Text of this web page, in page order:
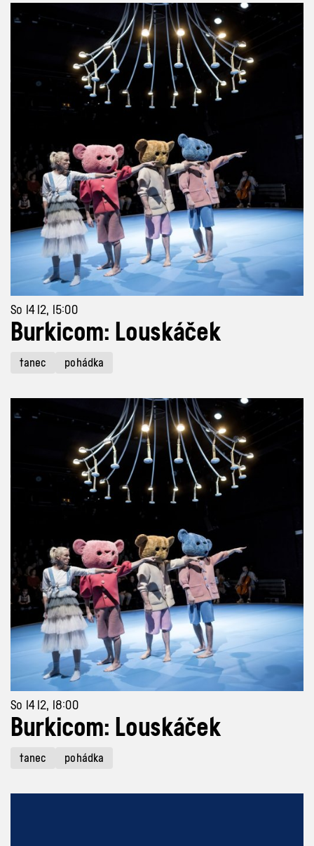
So 14 12, 15:00
Burkicom: Louskáček
tanec pohádka
So 14 12, 18:00
Burkicom: Louskáček
tanec pohádka